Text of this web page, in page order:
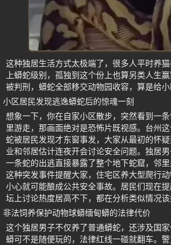
这种独居生活方式太极端了，很多人平时养
上蟒蛇级别，孤独到这个份上也算另类人生
被判刑，蟒蛇全部移交动物园收容，算是给小
小区居民发现逃逸蟒蛇后的惊魂一刻
想象一下，你在自家小区散步，突然看到一
里游走，那画面绝对是恐怖片既视感。台州
蛇被居民发现才东窗事发，大家从最初的怀
业和邻居估计连夜开会讨论安全问题。独居
一条蛇的出逃直接暴露了整个地下蛇窟，邻里
这种突发事件提醒大家，住宅区养大型爬行
小心就可能酿成公共安全事故。居民们现在
坛上讨论热度居高不下，都在分析类似情况该
非法饲养保护动物球蟒缅甸蟒的法律代价
这个独居男子不仅养了普通蟒蛇，还涉及国
蟒可不是随便玩的，法律红线一碰就翻车。